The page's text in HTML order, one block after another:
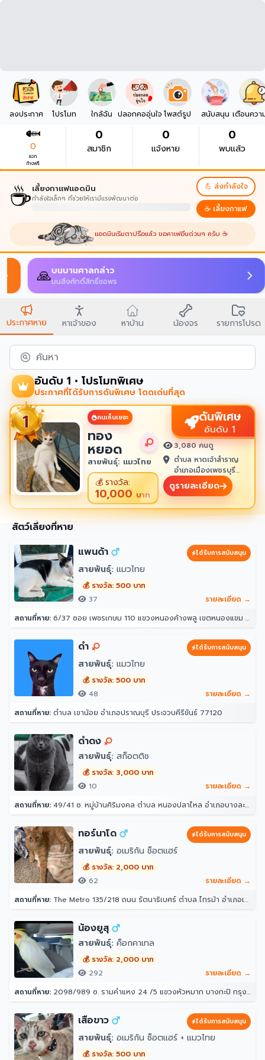
ลงประกาศ โปรโมท ใกล้ฉัน ปลอกคออุ่นใจ โพสต์รูป สนับสนุน เตือนควา
0
แจก
ก้างฟรี
0
สมาชิก
0
แจ้งหาย
0
พบแล้ว
☕เลี้ยงกาแฟแอดมิน
กำลังใจเล็กๆ ที่ช่วยให้เรามีแรงพัฒนาต่อ
💪 ส่งกำลังใจ
☕ เลี้ยงกาแฟ
แอดมินเริ่มตาปรือแล้ว ขอคาเฟอีนด่วนๆ ครับ ☕
🙏บนบานศาลกล่าว
บนสิ่งศักดิ์สิทธิ์ขอพร
ประกาศหาย หาเจ้าของ หาบ้าน น้องจร รายการโปรด
ค้นหา
อันดับ 1 • โปรโมทพิเศษ
ประกาศที่ได้รับการดันพิเศษ โดดเด่นที่สุด
คนเห็นเยอะ
ทอง
หยอด
สายพันธุ์: แมวไทย
💰รางวัล:
10,000 บาท
ดันพิเศษ
อันดับ 1
3,080 คนดู
ตำบล หาดเจ้าสำราญ
อำเภอเมืองเพชรบุรี
เพชรบุรี 76100
ดูรายละเอียด
สัตว์เลี้ยงที่หาย
แพนด้า
ได้รับการสนับสนุน
สายพันธุ์: แมวไทย
💰 รางวัล: 500 บาท
37
รายละเอียด →
สถานที่หาย: 6/37 ซอย เพชรเกษม 110 แขวงหนองค้างพลู เขตหนองแขม กรุงเทพมหานคร 10160
ดำ ได้รับการสนับสนุน
สายพันธุ์: แมวไทย
💰 รางวัล: 500 บาท
48
รายละเอียด →
สถานที่หาย: ตำบล เขาน้อย อำเภอปราณบุรี ประจวบคีรีขันธ์ 77120
ดำดง
สายพันธุ์: สก็อตติช
💰 รางวัล: 3,000 บาท
10
รายละเอียด →
สถานที่หาย: 49/41 ซ. หมู่บ้านศิริมงคล ตำบล หนองปลาไหล อำเภอบางละมุง ชลบุรี 20150
ทอร์นาโด ได้รับการสนับสนุน
สายพันธุ์: อเมริกัน ช็อตแฮร์
💰 รางวัล: 2,000 บาท
62
รายละเอียด →
สถานที่หาย: The Metro 135/218 ถนน รัตนาธิเบศร์ ตำบล ไทรม้า อำเภอเมืองนนทบุรี นนทบุรี 11000
น้องยูสุ
สายพันธุ์: ค็อกคาเทล
💰 รางวัล: 2,000 บาท
292
รายละเอียด →
สถานที่หาย: 2098/989 ซ. รามคำแหง 24 /5 แขวงหัวหมาก บางกะปิ กรุงเทพมหานคร 10240
เสือขาว ได้รับการสนับสนุน
สายพันธุ์: อเมริกัน ช็อตแฮร์ + แมวไทย
💰 รางวัล: 500 บาท